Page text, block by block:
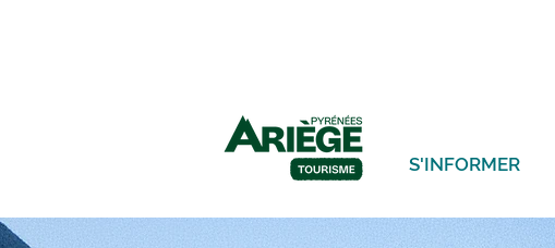
S'INFORMER